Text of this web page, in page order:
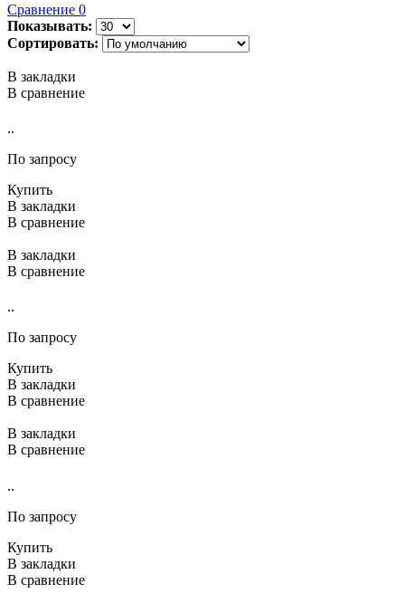
Сравнение 0
Показывать:
Сортировать:
В закладки
В сравнение
..
По запросу
Купить
В закладки
В сравнение
В закладки
В сравнение
..
По запросу
Купить
В закладки
В сравнение
В закладки
В сравнение
..
По запросу
Купить
В закладки
В сравнение